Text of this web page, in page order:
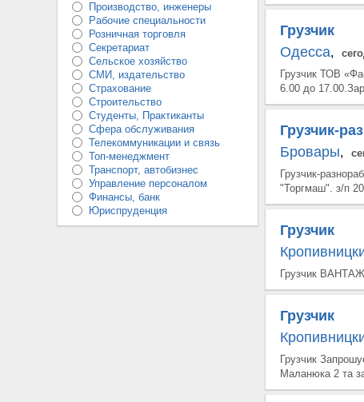
Производство, инженеры
Рабочие специальности
Розничная торговля
Секретариат
Сельское хозяйство
СМИ, издательство
Страхование
Строительство
Студенты, Практиканты
Сфера обслуживания
Телекоммуникации и связь
Топ-менеджмент
Транспорт, автобизнес
Управление персоналом
Финансы, банк
Юриспруденция
Грузчик
Одесса,
Грузчик ТОВ
6.00 до
Грузчик-
Бровары,
Грузчик-
"Торгмаш". з/п
Грузчик
Грузчик
Грузчик
Грузчик
Маланюка 2 та